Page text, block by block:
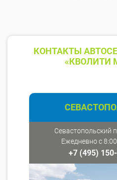
КОНТАКТЫ
«КВОЛИТИ
Севастопольский
Ежедневно с
+7 (495)